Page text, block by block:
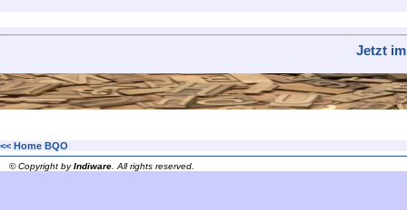
Jetzt
<< Home BQO
© Copyright byIndiware . All rights reserved.